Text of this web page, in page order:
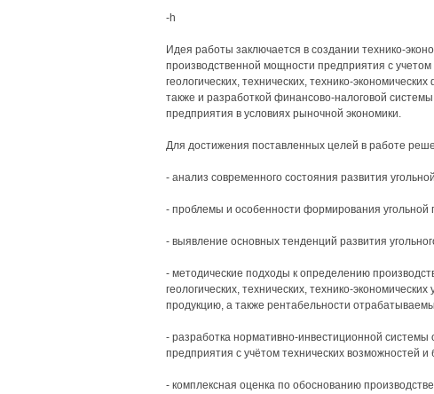
-h
Идея работы заключается в создании технико-
производственной мощности предприятия с учетом
геологических, технических, технико-
также и разработкой финансово-налоговой
предприятия в условиях рыночной экономики.
Для достижения поставленных целей в работе
- анализ современного состояния развития
- проблемы и особенности формирования
- выявление основных тенденций развития
- методические подходы к определению
геологических, технических, технико-
продукцию, а также рентабельности
- разработка нормативно-инвестиционной
предприятия с учётом технических возможностей
- комплексная оценка по обоснованию